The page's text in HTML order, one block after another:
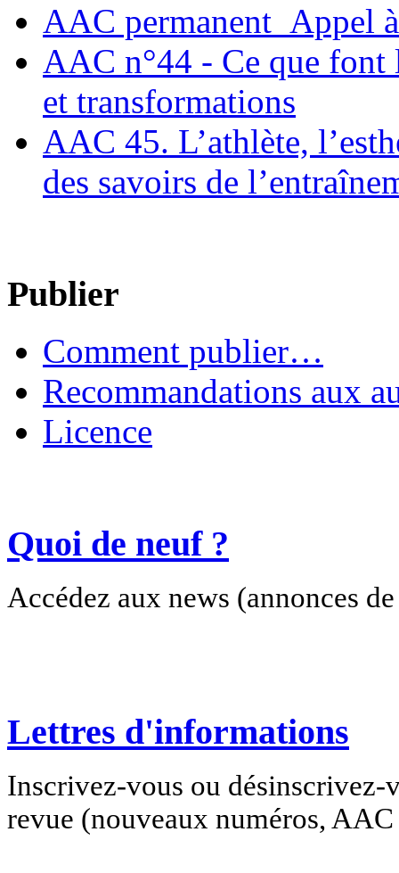
AAC permanent_Appel
AAC n°44 - Ce que font
et transformations
AAC 45. L’athlète,
des savoirs de
Publier
Comment publier…
Recommandations aux
Licence
Quoi de neuf ?
Accédez aux news (annonces
Lettres d'informations
Inscrivez-vous ou
revue (nouveaux numéros,